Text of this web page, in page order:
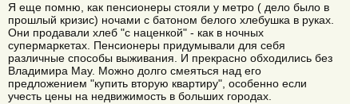
Я еще помню, как пенсионеры стояли у метро ( дело было в
прошлый кризис) ночами с батоном белого хлебушка в руках.
Они продавали хлеб "с наценкой" - как в ночных
супермаркетах. Пенсионеры придумывали для себя
различные способы выживания. И прекрасно обходились без
Владимира Мау. Можно долго смеяться над его
предложением "купить вторую квартиру", особенно если
учесть цены на недвижимость в больших городах.